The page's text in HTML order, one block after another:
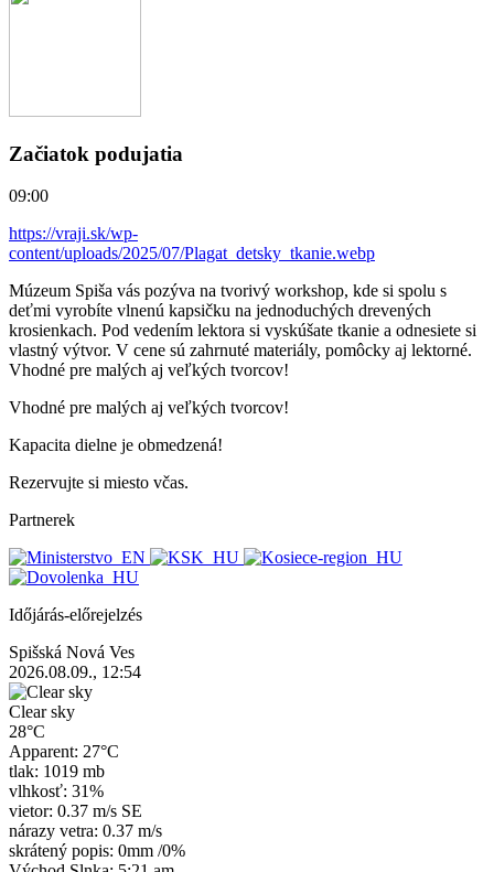
Začiatok podujatia
09:00
https://vraji.sk/wp-
content/uploads/2025/07/Plagat_detsky_tkanie.webp
Múzeum Spiša vás pozýva na tvorivý workshop, kde si spolu s
deťmi vyrobíte vlnenú kapsičku na jednoduchých drevených
krosienkach. Pod vedením lektora si vyskúšate tkanie a odnesiete si
vlastný výtvor. V cene sú zahrnuté materiály, pomôcky aj lektorné.
Vhodné pre malých aj veľkých tvorcov!
Vhodné pre malých aj veľkých tvorcov!
Kapacita dielne je obmedzená!
Rezervujte si miesto včas.
Partnerek
Időjárás-előrejelzés
Spišská Nová Ves
2026.08.09., 12:54
Clear sky
28°C
Apparent: 27°C
tlak: 1019 mb
vlhkosť: 31%
vietor: 0.37 m/s SE
nárazy vetra: 0.37 m/s
skrátený popis: 0mm /0%